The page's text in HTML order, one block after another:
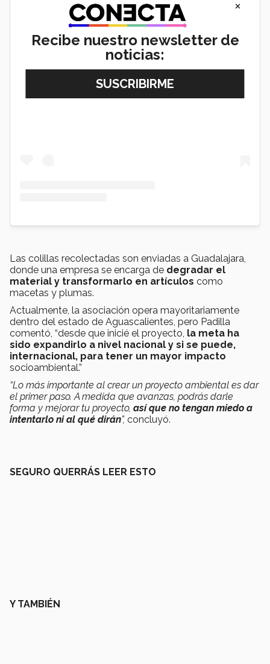
View this post on Instagram
Las colillas recolectadas son enviadas a Guadalajara,
donde una empresa se encarga de degradar el
material y transformarlo en artículos como
macetas y plumas.
Actualmente, la asociación opera mayoritariamente
dentro del estado de Aguascalientes, pero Padilla
comentó, “desde que inicié el proyecto, la meta ha
sido expandirlo a nivel nacional y si se puede,
internacional, para tener un mayor impacto
socioambiental.”
“Lo más importante al crear un proyecto ambiental es dar
el primer paso. A medida que avanzas, podrás darle
forma y mejorar tu proyecto, así que no tengan miedo a
intentarlo ni al qué dirán”, concluyó.
SEGURO QUERRÁS LEER ESTO
Y TAMBIÉN
×
Recibe nuestro newsletter de
noticias: